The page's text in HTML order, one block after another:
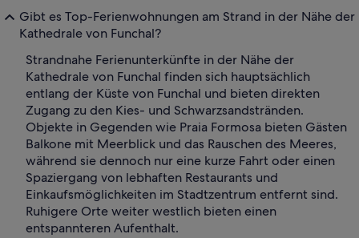
Gibt es Top-Ferienwohnungen am Strand in der Nähe der
Kathedrale von Funchal?
Strandnahe Ferienunterkünfte in der Nähe der
Kathedrale von Funchal finden sich hauptsächlich
entlang der Küste von Funchal und bieten direkten
Zugang zu den Kies- und Schwarzsandstränden.
Objekte in Gegenden wie Praia Formosa bieten Gästen
Balkone mit Meerblick und das Rauschen des Meeres,
während sie dennoch nur eine kurze Fahrt oder einen
Spaziergang von lebhaften Restaurants und
Einkaufsmöglichkeiten im Stadtzentrum entfernt sind.
Ruhigere Orte weiter westlich bieten einen
entspannteren Aufenthalt.